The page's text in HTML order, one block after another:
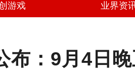
游戏 业界资
布：9月4日晚